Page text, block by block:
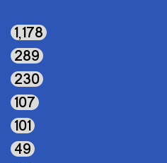
1٬178
289
230
107
101
49